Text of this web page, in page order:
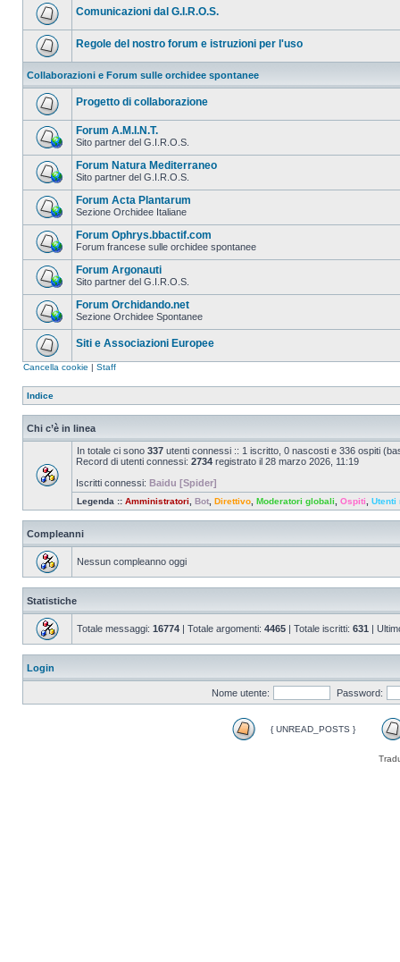
Comunicazioni dal G.I.R.O.S.
Regole del nostro forum e istruzioni per l'uso
Collaborazioni e Forum sulle orchidee spontanee
Progetto di collaborazione
Forum A.M.I.N.T.
Sito partner del G.I.R.O.S.
Forum Natura Mediterraneo
Sito partner del G.I.R.O.S.
Forum Acta Plantarum
Sezione Orchidee Italiane
Forum Ophrys.bbactif.com
Forum francese sulle orchidee spontanee
Forum Argonauti
Sito partner del G.I.R.O.S.
Forum Orchidando.net
Sezione Orchidee Spontanee
Siti e Associazioni Europee
Cancella cookie | Staff
Indice
Chi c’è in linea
In totale ci sono 337 utenti connessi :: 1 iscritto, 0 nascosti e 336 ospiti
Record di utenti connessi: 2734 registrato il 28 marzo 2026, 11:19
Iscritti connessi: Baidu [Spider]
Legenda :: Amministratori Bot Direttivo Moderatori globali Ospiti Utenti
Compleanni
Nessun compleanno oggi
Statistiche
Totale messaggi: 16774 | Totale argomenti: 4465 | Totale iscritti: 631 |
Login
Nome utente: Password:
{ UNREAD_POSTS }